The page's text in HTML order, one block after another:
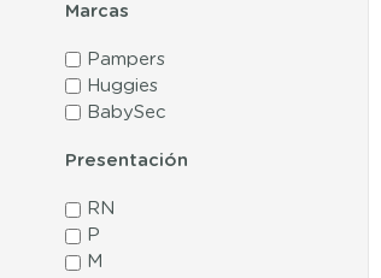
Marcas
Pampers
Huggies
BabySec
Presentación
RN
P
M